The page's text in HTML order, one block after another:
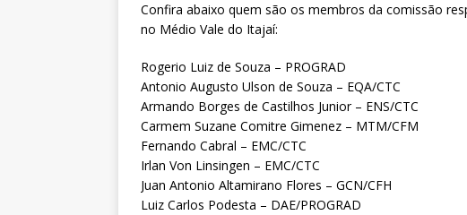
Confira abaixo quem são os membros da comissão
no Médio Vale do Itajaí:
Rogerio Luiz de Souza – PROGRAD
Antonio Augusto Ulson de Souza – EQA/CTC
Armando Borges de Castilhos Junior – ENS/CTC
Carmem Suzane Comitre Gimenez – MTM/CFM
Fernando Cabral – EMC/CTC
Irlan Von Linsingen – EMC/CTC
Juan Antonio Altamirano Flores – GCN/CFH
Luiz Carlos Podesta – DAE/PROGRAD